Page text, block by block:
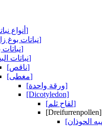
[أنواع نباتات خاصة]
[نباتات بوغ زائفة]
[نباتات بوغ]
[نباتات البذور]
[ناقص]
[مغطى]
[ورقة واحدة]
[Dicotyledon]
[لقاح ثلم]
[Dreifurrenpollen]